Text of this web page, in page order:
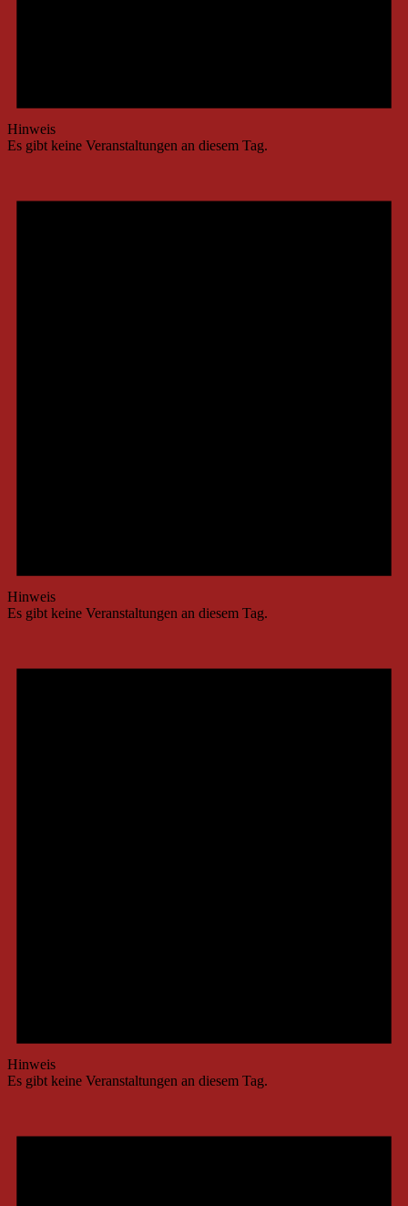
Hinweis
Es gibt keine Veranstaltungen an diesem Tag.
Hinweis
Es gibt keine Veranstaltungen an diesem Tag.
Hinweis
Es gibt keine Veranstaltungen an diesem Tag.